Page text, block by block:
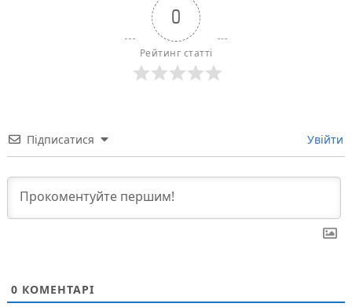
0
Рейтинг статті
Підписатися Увійти
0 КОМЕНТАРІ